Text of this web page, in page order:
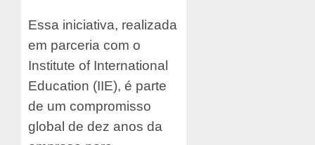
Essa iniciativa, realizada
em parceria com o
Institute of International
Education (IIE), é parte
de um compromisso
global de dez anos da